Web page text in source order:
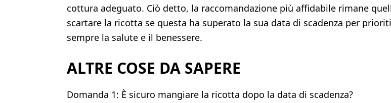
cottura adeguato. Ciò detto, la raccomandazione più affidabile rimane
scartare la ricotta se questa ha superato la sua data di scadenza per
sempre la salute e il benessere.
ALTRE COSE DA SAPERE
Domanda 1: È sicuro mangiare la ricotta dopo la data di scadenza?